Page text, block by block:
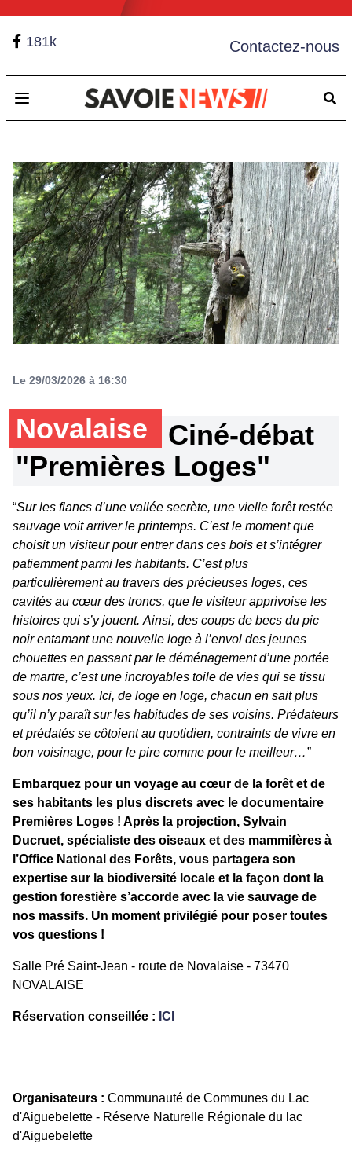
181k Contactez-nous
Open main menu
Le 29/03/2026 à 16:30
Novalaise
Ciné-débat
"Premières Loges"
“Sur les flancs d’une vallée secrète, une vielle forêt restée
sauvage voit arriver le printemps. C’est le moment que
choisit un visiteur pour entrer dans ces bois et s’intégrer
patiemment parmi les habitants. C’est plus
particulièrement au travers des précieuses loges, ces
cavités au cœur des troncs, que le visiteur apprivoise les
histoires qui s’y jouent.Ainsi, des coups de becs du pic
noir entamant une nouvelle loge à l’envol des jeunes
chouettes en passant par le déménagement d’une portée
de martre, c’est une incroyables toile de vies qui se tissu
sous nos yeux. Ici, de loge en loge, chacun en sait plus
qu’il n’y paraît sur les habitudes de ses voisins. Prédateurs
et prédatés se côtoient au quotidien, contraints de vivre en
bon voisinage, pour le pire comme pour le meilleur…”
Embarquez pour un voyage au cœur de la forêt et de
ses habitants les plus discrets avec le documentaire
Premières Loges ! Après la projection, Sylvain
Ducruet, spécialiste des oiseaux et des mammifères à
l’Office National des Forêts, vous partagera son
expertise sur la biodiversité locale et la façon dont la
gestion forestière s’accorde avec la vie sauvage de
nos massifs. Un moment privilégié pour poser toutes
vos questions !
Salle Pré Saint-Jean - route de Novalaise - 73470
NOVALAISE
Réservation conseillée : ICI
Organisateurs : Communauté de Communes du Lac
d'Aiguebelette - Réserve Naturelle Régionale du lac
d'Aiguebelette